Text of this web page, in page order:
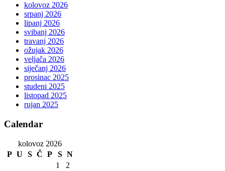
kolovoz 2026
srpanj 2026
lipanj 2026
svibanj 2026
travanj 2026
ožujak 2026
veljača 2026
siječanj 2026
prosinac 2025
studeni 2025
listopad 2025
rujan 2025
Calendar
kolovoz 2026
P U S Č P S N
1
2